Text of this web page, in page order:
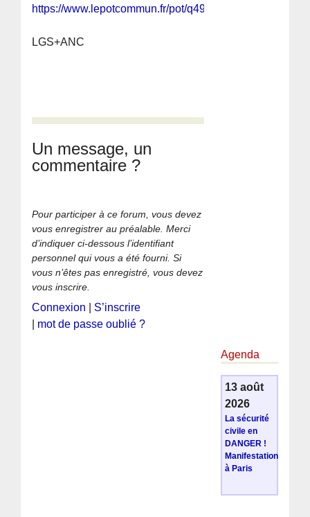
https://www.lepotcommun.fr/pot/q49nxyby
LGS+ANC
Un message, un
commentaire ?
Pour participer à ce forum, vous devez
vous enregistrer au préalable. Merci
d’indiquer ci-dessous l’identifiant
personnel qui vous a été fourni. Si
vous n’êtes pas enregistré, vous devez
vous inscrire.
Connexion
S’inscrire
mot de passe oublié ?
Agenda
13 août
2026
La sécurité
civile en
DANGER !
Manifestation
à Paris